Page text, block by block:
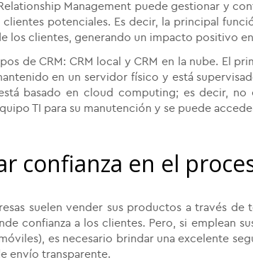
Management puede gestionar y
clientes potenciales. Es decir, la principal
los clientes, generando un impacto positivo
de CRM: CRM local y CRM en la nube. El
en un servidor físico y está
basado en cloud computing; es decir, no
TI para su manutención y se puede
confianza en el
suelen vender sus productos a través de
confianza a los clientes. Pero, si emplean
es necesario brindar una excelente
envío transparente.